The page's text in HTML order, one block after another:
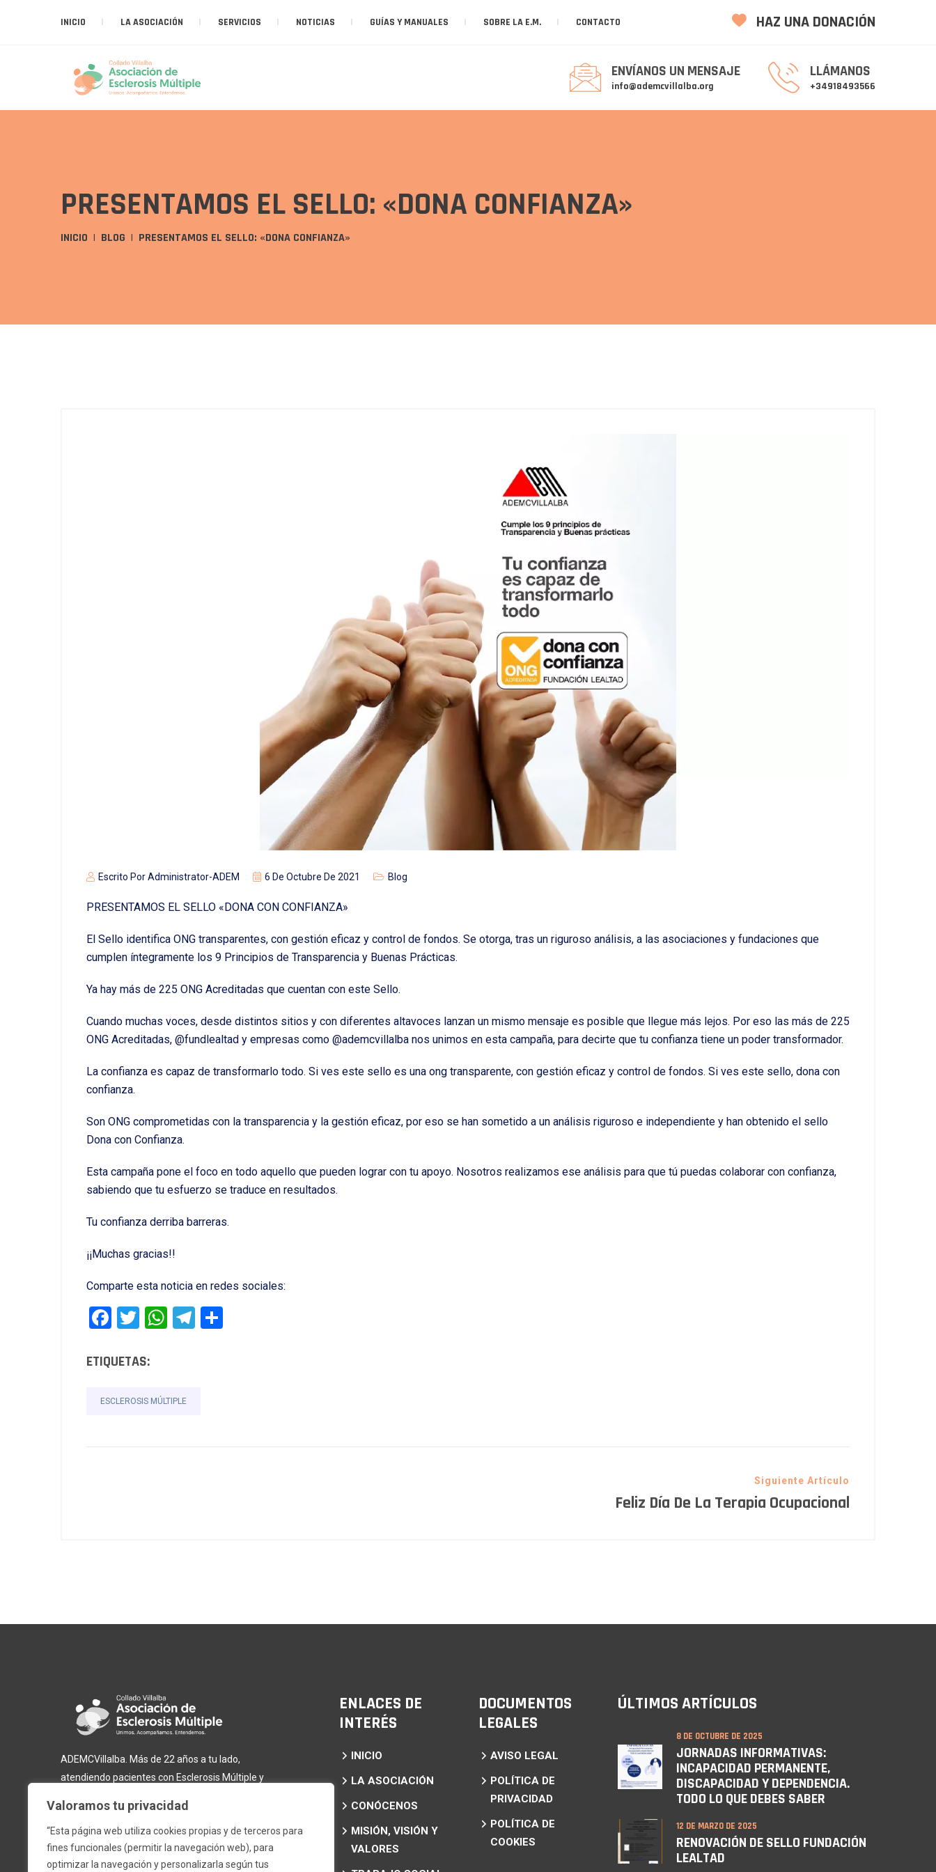
Valoramos tu privacidad
“Esta página web utiliza cookies propias y de terceros para
fines funcionales (permitir la navegación web), para
optimizar la navegación y personalizarla según tus
INICIO LA ASOCIACIÓN SERVICIOS NOTICIAS GUÍAS Y MANUALES SOBRE LA E.M. CONTACTO HAZ UNA DONACIÓN
ENVÍANOS UN MENSAJE
info@ademcvillalba.org
LLÁMANOS
+34918493566
PRESENTAMOS EL SELLO: «DONA CONFIANZA»
INICIO BLOG PRESENTAMOS EL SELLO: «DONA CONFIANZA»
Escrito PorAdministrator-ADEM 6 De Octubre De 2021 Blog
PRESENTAMOS EL SELLO «DONA CON CONFIANZA»
El Sello identifica ONG transparentes, con gestión eficaz y control de fondos. Se otorga, tras un riguroso análisis, a las asociaciones y fundaciones que
cumplen íntegramente los 9 Principios de Transparencia y Buenas Prácticas.
Ya hay más de 225 ONG Acreditadas que cuentan con este Sello.
Cuando muchas voces, desde distintos sitios y con diferentes altavoces lanzan un mismo mensaje es posible que llegue más lejos. Por eso las más de 225
ONG Acreditadas, @fundlealtad y empresas como @ademcvillalba nos unimos en esta campaña, para decirte que tu confianza tiene un poder transformador.
La confianza es capaz de transformarlo todo. Si ves este sello es una ong transparente, con gestión eficaz y control de fondos. Si ves este sello, dona con
confianza.
Son ONG comprometidas con la transparencia y la gestión eficaz, por eso se han sometido a un análisis riguroso e independiente y han obtenido el sello
Dona con Confianza.
Esta campaña pone el foco en todo aquello que pueden lograr con tu apoyo. Nosotros realizamos ese análisis para que tú puedas colaborar con confianza,
sabiendo que tu esfuerzo se traduce en resultados.
Tu confianza derriba barreras.
¡¡Muchas gracias!!
Comparte esta noticia en redes sociales:
Facebook
Twitter
WhatsApp
Telegram
ETIQUETAS:
ESCLEROSIS MÚLTIPLE
Siguiente Artículo
Feliz Día De La Terapia Ocupacional
ADEMCVillalba. Más de 22 años a tu lado,
atendiendo pacientes con Esclerosis Múltiple y
ENLACES DE
INTERÉS
INICIO
LA ASOCIACIÓN
CONÓCENOS
MISIÓN, VISIÓN Y
VALORES
DOCUMENTOS
LEGALES
AVISO LEGAL
POLÍTICA DE
PRIVACIDAD
POLÍTICA DE
COOKIES
ÚLTIMOS ARTÍCULOS
8 DE OCTUBRE DE 2025
JORNADAS INFORMATIVAS:
INCAPACIDAD PERMANENTE,
DISCAPACIDAD Y DEPENDENCIA.
TODO LO QUE DEBES SABER
12 DE MARZO DE 2025
RENOVACIÓN DE SELLO FUNDACIÓN
LEALTAD